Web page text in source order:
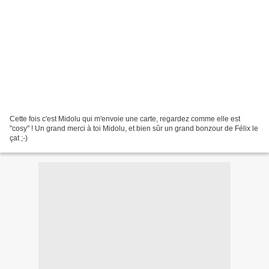
Cette fois c'est Midolu qui m'envoie une carte, regardez comme elle est
"cosy" ! Un grand merci à toi Midolu, et bien sûr un grand bonzour de Félix le
çat ;-)